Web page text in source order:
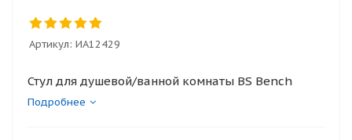
Артикул: ИА12429
Стул для душевой/ванной комнаты BS Bench
Подробнее